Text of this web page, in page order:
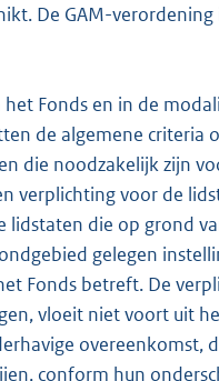
De GAM-
Fonds en in de
de algemene criteria
die noodzakelijk zijn
verplichting voor de
die op grond
gelegen
Fonds betreft. De
vloeit niet voort uit
overeenkomst,
conform hun